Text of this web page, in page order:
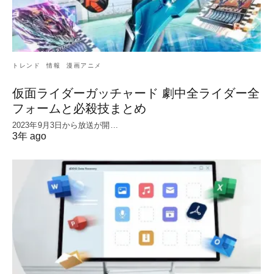
トレンド 情報 漫画アニメ
仮面ライダーガッチャード 劇中全ライダー全
フォームと必殺技まとめ
2023年9月3日から放送が開…
3年 ago